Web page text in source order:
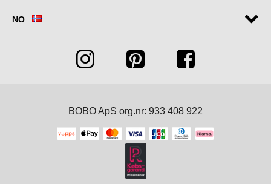
NO
BOBO ApS org.nr: 933 408 922